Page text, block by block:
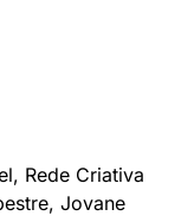
Rede Criativa
Jovane